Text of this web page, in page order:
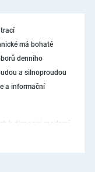
má bohaté
denního
a silnoproudou
a informační
k dispozici moderní
areál se